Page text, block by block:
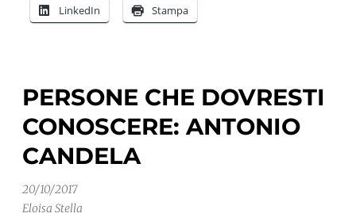
salvare
di
Neurogenetica
LinkedIn Stampa
PERSONE CHE DOVRESTI
CONOSCERE: ANTONIO
CANDELA
20/10/2017
Eloisa Stella